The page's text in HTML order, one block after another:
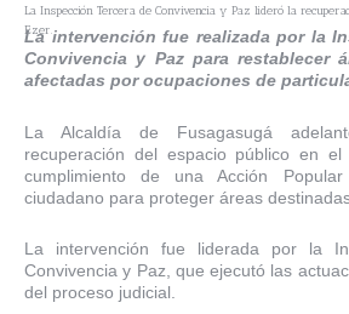
La Inspección Tercera de Convivencia y Paz lideró la
Ezer.
La intervención fue realizada por la
Convivencia y Paz para restablecer
afectadas por ocupaciones de
La Alcaldía de Fusagasugá
recuperación del espacio público en el
cumplimiento de una Acción
ciudadano para proteger áreas
La intervención fue liderada por la
Convivencia y Paz, que ejecutó las
del proceso judicial.